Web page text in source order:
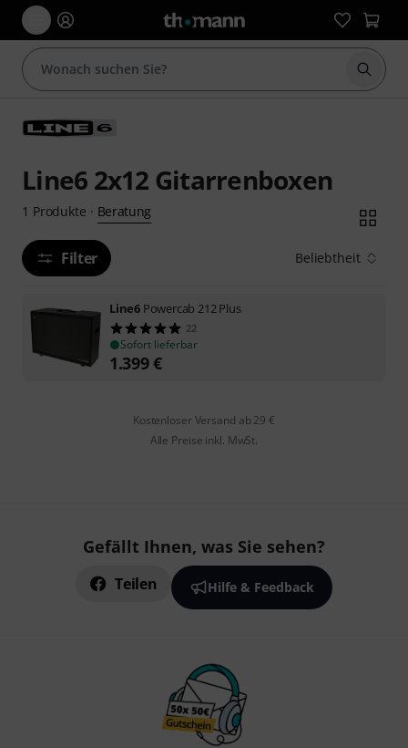
Suche
Line6 2x12 Gitarrenboxen
1 Produkte · Beratung
Filter Beliebtheit
Line6 Powercab 212 Plus
22
Sofort lieferbar
1.399€
Kostenloser Versand ab 29 €
Alle Preise inkl. MwSt.
Gefällt Ihnen, was Sie sehen?
Teilen Hilfe & Feedback